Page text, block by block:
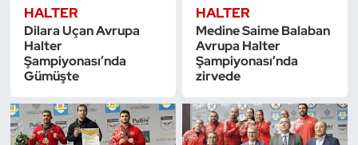
HALTER
Dilara Uçan Avrupa
Halter
Şampiyonası’nda
Gümüşte
HALTER
Medine Saime Balaban
Avrupa Halter
Şampiyonası’nda
zirvede